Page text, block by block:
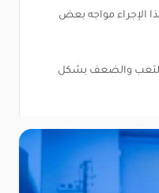
الإجراء مواجه بعض
والضعف بشكل